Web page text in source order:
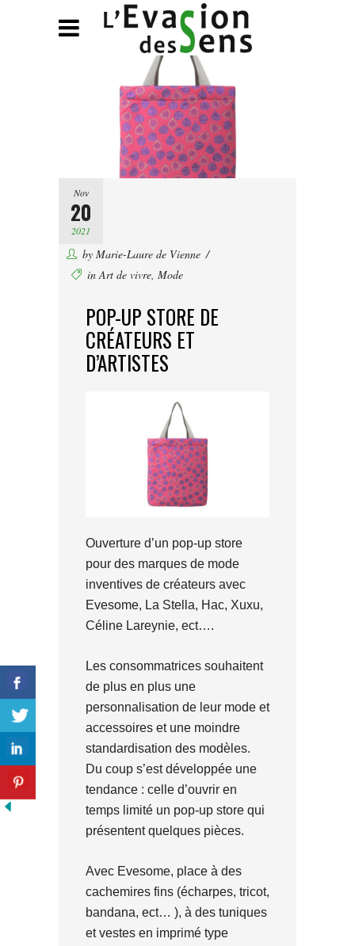
Nov
20
2021
by Marie-Laure de Vienne
inArt de vivre, Mode
POP-UP STORE DE
CRÉATEURS ET
D’ARTISTES
Ouverture d’un pop-up store
pour des marques de mode
inventives de créateurs avec
Evesome, La Stella, Hac, Xuxu,
Céline Lareynie, ect….
Les consommatrices souhaitent
de plus en plus une
personnalisation de leur mode et
accessoires et une moindre
standardisation des modèles.
Du coup s’est développée une
tendance : celle d’ouvrir en
temps limité un pop-up store qui
présentent quelques pièces.
Avec Evesome, place à des
cachemires fins (écharpes, tricot,
bandana, ect… ), à des tuniques
et vestes en imprimé type